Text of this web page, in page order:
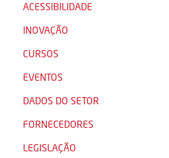
ACESSIBILIDADE
INOVAÇÃO
CURSOS
EVENTOS
DADOS DO SETOR
FORNECEDORES
LEGISLAÇÃO